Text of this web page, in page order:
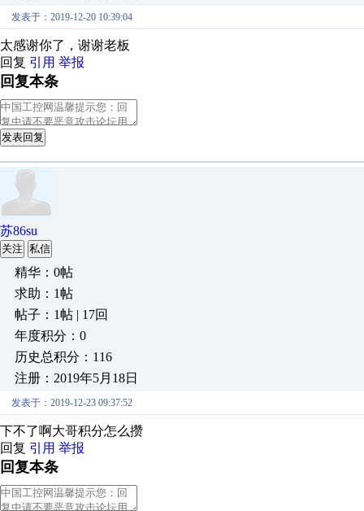
发表于：2019-12-20 10:39:04
太感谢你了，谢谢老板
回复 引用 举报
回复本条
发表回复
苏86su
关注 私信
精华：0帖
求助：1帖
帖子：1帖 | 17回
年度积分：0
历史总积分：116
注册：2019年5月18日
发表于：2019-12-23 09:37:52
下不了啊大哥积分怎么攒
回复 引用 举报
回复本条